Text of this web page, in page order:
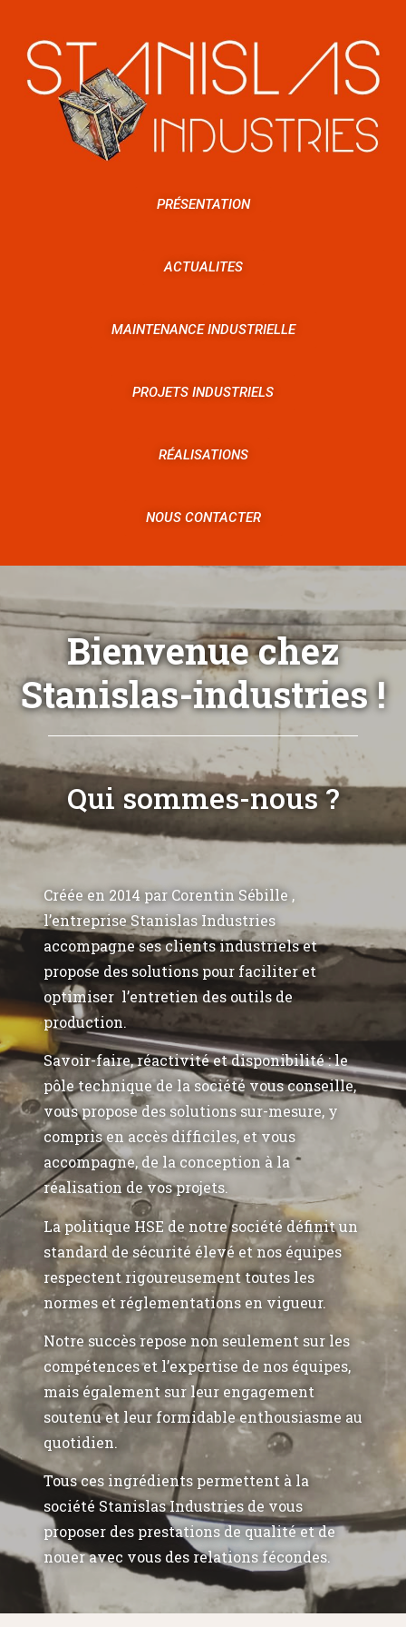
PRÉSENTATION
ACTUALITES
MAINTENANCE INDUSTRIELLE
PROJETS INDUSTRIELS
RÉALISATIONS
NOUS CONTACTER
Bienvenue chez
Stanislas-industries !
Qui sommes-nous ?
Créée en 2014 par Corentin Sébille ,
l’entreprise Stanislas Industries
accompagne ses clients industriels et
propose des solutions pour faciliter et
optimiser l’entretien des outils de
production.
Savoir-faire, réactivité et disponibilité : le
pôle technique de la société vous conseille,
vous propose des solutions sur-mesure, y
compris en accès difficiles, et vous
accompagne, de la conception à la
réalisation de vos projets.
La politique HSE de notre société définit un
standard de sécurité élevé et nos équipes
respectent rigoureusement toutes les
normes et réglementations en vigueur.
Notre succès repose non seulement sur les
compétences et l’expertise de nos équipes,
mais également sur leur engagement
soutenu et leur formidable enthousiasme au
quotidien.
Tous ces ingrédients permettent à la
société Stanislas Industries de vous
proposer des prestations de qualité et de
nouer avec vous des relations fécondes.